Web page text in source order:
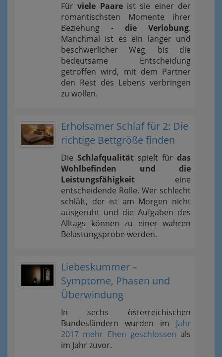
Fürviele Paareist sie einer der
romantischsten Momente ihrer
Beziehung - die Verlobung.
Manchmal ist es ein langer und
beschwerlicher Weg, bis die
bedeutsame Entscheidung
getroffen wird, mit dem Partner
den Rest des Lebens verbringen
zu wollen.
Erholsamer Schlaf für 2: Die
richtige Bettgröße finden
Die Schlafqualität spielt für das
Wohlbefinden und die
Leistungsfähigkeit eine
entscheidende Rolle. Wer schlecht
schläft, der ist am Morgen nicht
ausgeruht und die Aufgaben des
Alltags können zu einer wahren
Belastungsprobe werden.
Liebeskummer –
Symptome, Phasen und
Überwindung
In sechs österreichischen
Bundesländern wurden im Jahr
2017 mehr Ehen geschlossen als
im Jahr zuvor.